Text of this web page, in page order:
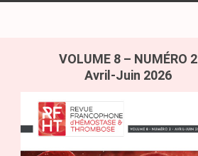
VOLUME 8 – NUMÉRO 2
Avril-Juin 2026